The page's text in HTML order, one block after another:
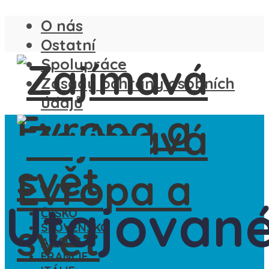
O nás
Ostatní
Spolupráce
Zásady ochrany osobních
údajů
ČESKO
SLOVENSKO
ANGLIE
FRANCIE